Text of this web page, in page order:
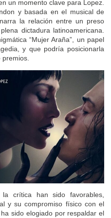
un momento clave para Lopez.
y basada en el musical de
la relación entre un preso
dictadura latinoamericana.
“Mujer Araña”, un papel
y que podría posicionarla
premios.
crítica han sido favorables,
y su compromiso físico con el
sido elogiado por respaldar el